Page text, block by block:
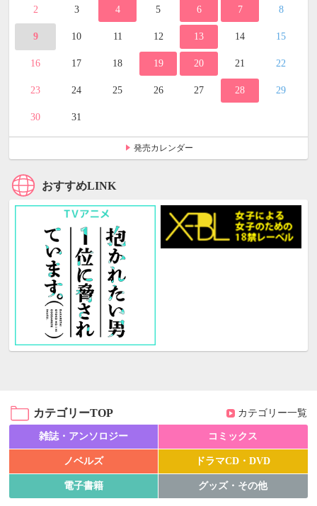
2 3 4 5 6 7 8
9 10 11 12 13 14 15
16 17 18 19 20 21 22
23 24 25 26 27 28 29
30 31
発売カレンダー
おすすめLINK
カテゴリーTOP カテゴリー一覧
雑誌・アンソロジー コミックス
ノベルズ ドラマCD・DVD
電子書籍 グッズ・その他